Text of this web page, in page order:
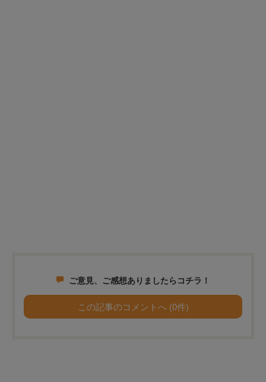
ご意見、ご感想ありましたらコチラ！
この記事のコメントへ (0件)